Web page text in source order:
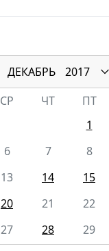
ДЕКАБРЬ
2017
СР ЧТ ПТ
1
6 7 8
13 14 15
20 21 22
27 28 29